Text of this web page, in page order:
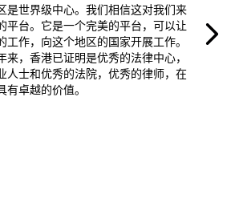
是世界级中心。我们相信这对我们来
平台。它是一个完美的平台，可以让
工作，向这个地区的国家开展工作。
来，香港已证明是优秀的法律中心，
人士和优秀的法院，优秀的律师，在
卓越的价值。